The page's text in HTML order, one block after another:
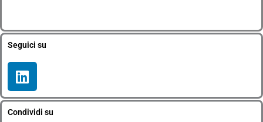
Seguici su
L
i
n
k
Condividi su